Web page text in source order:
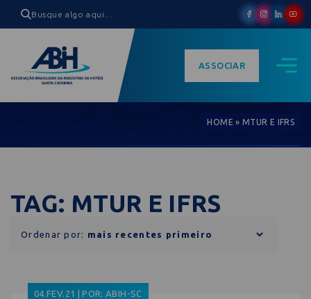
ASSOCIAR
HOME »MTUR E IFRS
TAG: MTUR E IFRS
Ordenar por:
04.FEV.21 | POR: ABIH-SC